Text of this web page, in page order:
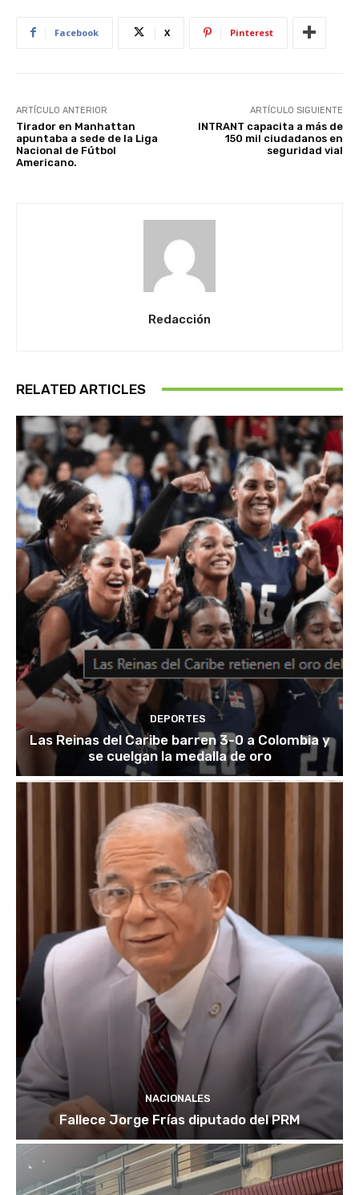
Facebook X Pinterest
ARTÍCULO ANTERIOR
Tirador en Manhattan
apuntaba a sede de la Liga
Nacional de Fútbol
Americano.
ARTÍCULO SIGUIENTE
INTRANT capacita a más de
150 mil ciudadanos en
seguridad vial
Redacción
RELATED ARTICLES
DEPORTES
Las Reinas del Caribe barren 3-0 a Colombia y
se cuelgan la medalla de oro
NACIONALES
Fallece Jorge Frías diputado del PRM